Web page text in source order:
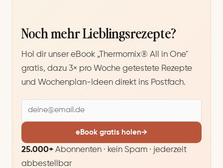
Noch mehr Lieblingsrezepte?
Hol dir unser eBook „Thermomix® All in One"
gratis, dazu 3× pro Woche getestete Rezepte
und Wochenplan-Ideen direkt ins Postfach.
a
i
eBook gratis holen→
25.000+ Abonnenten · kein Spam · jederzeit
abbestellbar